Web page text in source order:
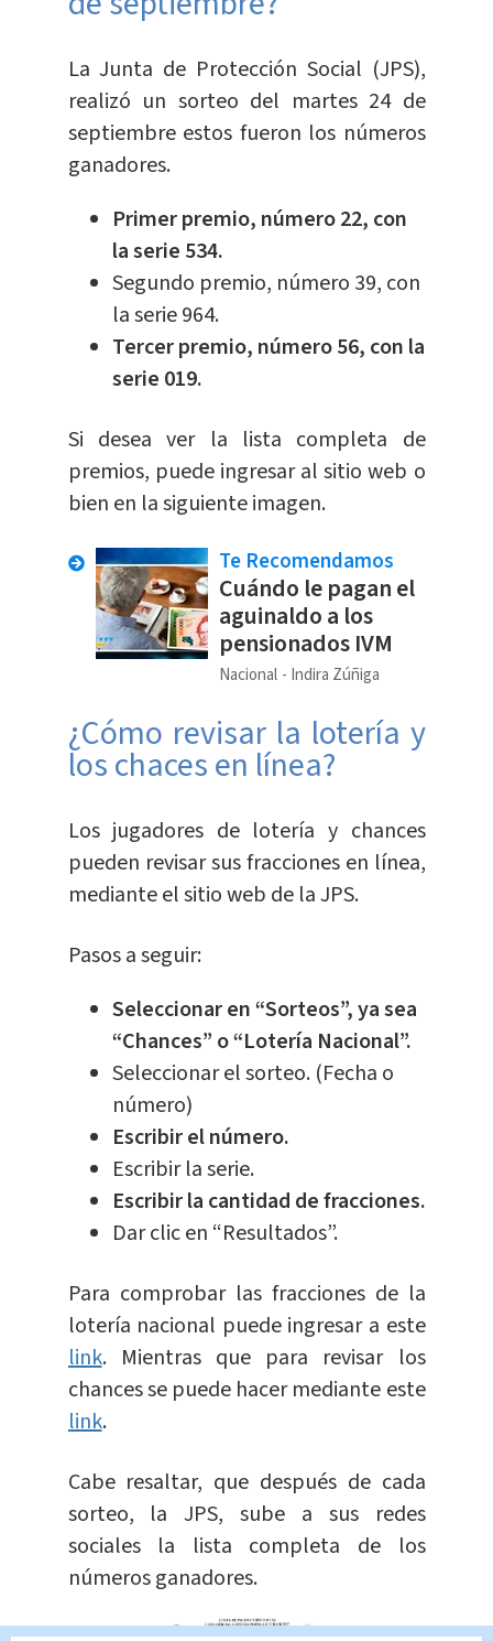
La Junta de Protección Social (JPS),
realizó un sorteo del martes 24 de
septiembre estos fueron los números
ganadores.
Primer premio, número 22, con
la serie 534.
Segundo premio, número 39, con
la serie 964.
Tercer premio, número 56, con la
serie 019.
Si desea ver la lista completa de
premios, puede ingresar al sitio web o
bien en la siguiente imagen.
Te Recomendamos
Cuándo le pagan el
aguinaldo a los
pensionados IVM
Nacional Indira Zúñiga
¿Cómo revisar la lotería y
los chaces en línea?
Los jugadores de lotería y chances
pueden revisar sus fracciones en línea,
mediante el sitio web de la JPS.
Pasos a seguir:
Seleccionar en “Sorteos”, ya sea
“Chances” o “Lotería Nacional”.
Seleccionar el sorteo. (Fecha o
número)
Escribir el número.
Escribir la serie.
Escribir la cantidad de fracciones.
Dar clic en “Resultados”.
Para comprobar las fracciones de la
lotería nacional puede ingresar a este
link. Mientras que para revisar los
chances se puede hacer mediante este
link.
Cabe resaltar, que después de cada
sorteo, la JPS, sube a sus redes
sociales la lista completa de los
números ganadores.